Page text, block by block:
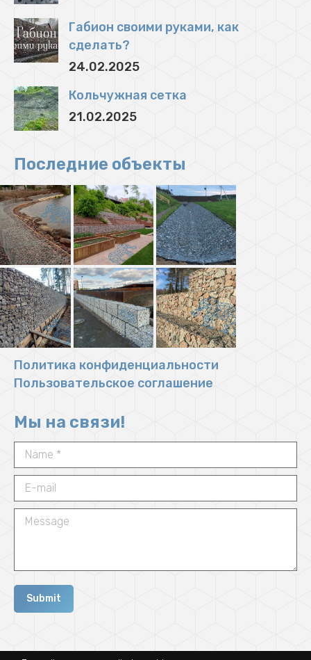
Габион своими руками, как
сделать?
24.02.2025
Кольчужная сетка
21.02.2025
Последние объекты
Политика конфиденциальности
Пользовательское соглашение
Мы на связи!
Name *
E-mail
Message
Submit